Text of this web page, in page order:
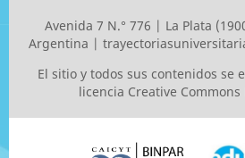
Avenida 7 N.° 776 | La Plata
Argentina |
El sitio y todos sus contenidos se
licencia Creative Commons